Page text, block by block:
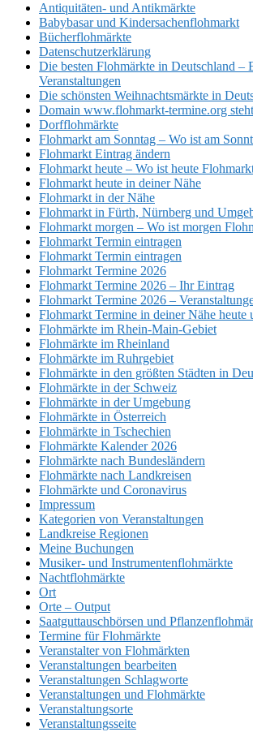
Antiquitäten- und Antikmärkte
Babybasar und Kindersachenflohmarkt
Bücherflohmärkte
Datenschutzerklärung
Die besten Flohmärkte in Deutschland –
Veranstaltungen
Die schönsten Weihnachtsmärkte in
Domain www.flohmarkt-termine.org
Dorfflohmärkte
Flohmarkt am Sonntag – Wo ist am
Flohmarkt Eintrag ändern
Flohmarkt heute – Wo ist heute
Flohmarkt heute in deiner Nähe
Flohmarkt in der Nähe
Flohmarkt in Fürth, Nürnberg und
Flohmarkt morgen – Wo ist morgen
Flohmarkt Termin eintragen
Flohmarkt Termin eintragen
Flohmarkt Termine 2026
Flohmarkt Termine 2026 – Ihr Eintrag
Flohmarkt Termine 2026 –
Flohmarkt Termine in deiner Nähe heute
Flohmärkte im Rhein-Main-Gebiet
Flohmärkte im Rheinland
Flohmärkte im Ruhrgebiet
Flohmärkte in den größten Städten in
Flohmärkte in der Schweiz
Flohmärkte in der Umgebung
Flohmärkte in Österreich
Flohmärkte in Tschechien
Flohmärkte Kalender 2026
Flohmärkte nach Bundesländern
Flohmärkte nach Landkreisen
Flohmärkte und Coronavirus
Impressum
Kategorien von Veranstaltungen
Landkreise Regionen
Meine Buchungen
Musiker- und Instrumentenflohmärkte
Nachtflohmärkte
Ort
Orte – Output
Saatguttauschbörsen und
Termine für Flohmärkte
Veranstalter von Flohmärkten
Veranstaltungen bearbeiten
Veranstaltungen Schlagworte
Veranstaltungen und Flohmärkte
Veranstaltungsorte
Veranstaltungsseite